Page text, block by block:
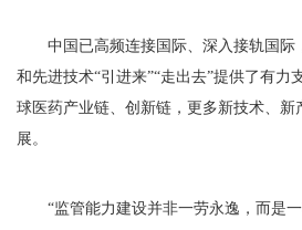
中国已高频连接国际、深入接轨国际
和先进技术“引进来”“走出去”提供了有力
球医药产业链、创新链，更多新技术、新
展。
“监管能力建设并非一劳永逸，而是一